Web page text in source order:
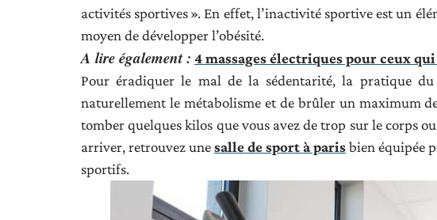
activités sportives ». En effet, l’inactivité sportive est un
moyen de développer l’obésité.
A lire également : 4 massages électriques pour ceux
Pour éradiquer le mal de la sédentarité, la pratique
naturellement le métabolisme et de brûler un maximum
tomber quelques kilos que vous avez de trop sur le corps
arriver, retrouvez unesalle de sport à parisbien équipée
sportifs.